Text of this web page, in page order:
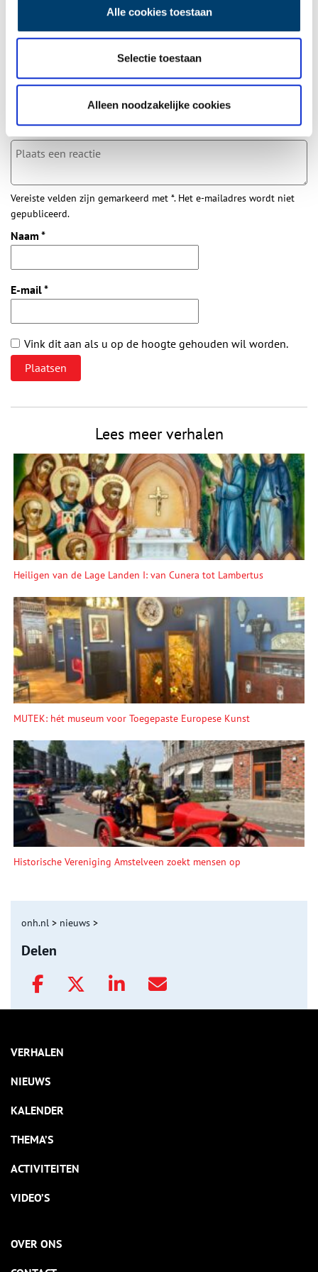
Alle cookies toestaan
Selectie toestaan
Alleen noodzakelijke cookies
Bij inschrijving gaat u akkoord met onsprivacybeleid.
Aanvullingen
Vul deze informatie aan of geef een reactie.
Vereiste velden zijn gemarkeerd met *. Het e-mailadres wordt niet
gepubliceerd.
Naam *
E-mail*
Vink dit aan als u op de hoogte gehouden wil worden.
Lees meer verhalen
Heiligen van de Lage Landen I: van Cunera tot Lambertus
MUTEK: hét museum voor Toegepaste Europese Kunst
Historische Vereniging Amstelveen zoekt mensen op
onh.nl > nieuws >
Delen
VERHALEN
NIEUWS
KALENDER
THEMA’S
ACTIVITEITEN
VIDEO’S
OVER ONS